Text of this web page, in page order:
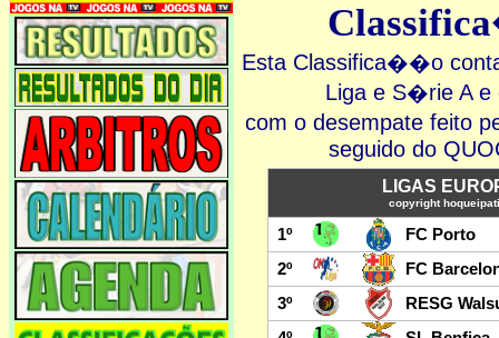
Esta Classifica��o
Liga e S�rie A
com o desempate feito
seguido do